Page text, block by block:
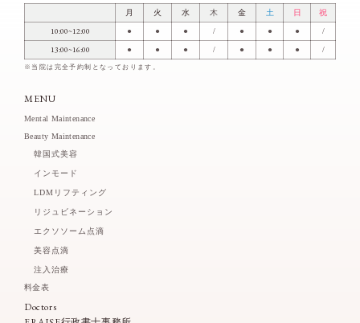
月
火 水 木 金 土 日 祝
10:00~12:00 ● ● ● / ● ● ● /
13:00~16:00 ● ● ● / ● ● ● /
※当院は完全予約制となっております。
MENU
Mental Maintenance
Beauty Maintenance
韓国式美容
インモード
LDMリフティング
リジュビネーション
エクソソーム点滴
美容点滴
注入治療
料金表
Doctors